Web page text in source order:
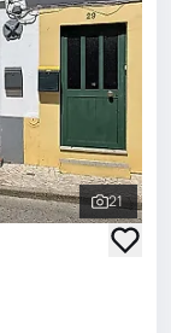
Ver
21